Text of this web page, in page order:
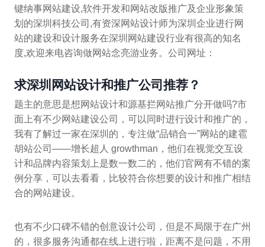
键纳事网站建设,软件开发和网站改版推广及企业形象策
划的深圳科技公司,有资深网站设计师为深圳企业进行网
站的建设和设计服务在深圳网站建设行业有很高的知名
度,欢迎来电咨询做网站念亮游业务。公司网址：
求深圳网站设计和推广公司推荐？
题主的意思是想网站设计和源基拦网站推广分开做吗?市
面上有不少网站建设公司，可以同时进行设计和推广的，
我有了解过一家在深圳的，专注做“品销合一”网站的建雹
胡站公司——增长超人 growthman，他们在视觉交互设
计和品牌内容策划上是数一数二的，他们官网有不错的案
例分享，可以去看看，比较符合你想要的设计和推广相结
合的网站建设。
也有不少口碑不错的创意设计公司，但是不局限于在广州
的，很多服务沟通都在线上进行啦，距离不是问题，不用